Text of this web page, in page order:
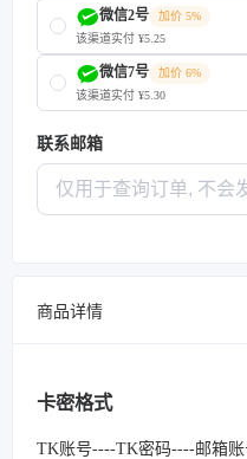
微信2号
加价 5%
该渠道实付 ¥5.25
微信7号
加价 6%
该渠道实付 ¥5.30
联系邮箱
商品详情
卡密格式
TK账号----TK密码----邮箱